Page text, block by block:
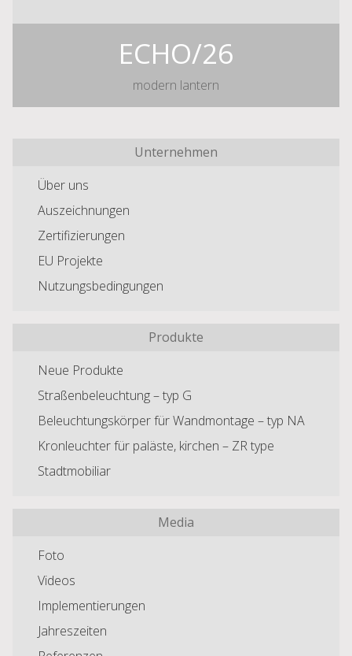
ECHO/26
modern lantern
Unternehmen
Über uns
Auszeichnungen
Zertifizierungen
EU Projekte
Nutzungsbedingungen
Produkte
Neue Produkte
Straßenbeleuchtung – typ G
Beleuchtungskörper für Wandmontage – typ NA
Kronleuchter für paläste, kirchen – ZR type
Stadtmobiliar
Media
Foto
Videos
Implementierungen
Jahreszeiten